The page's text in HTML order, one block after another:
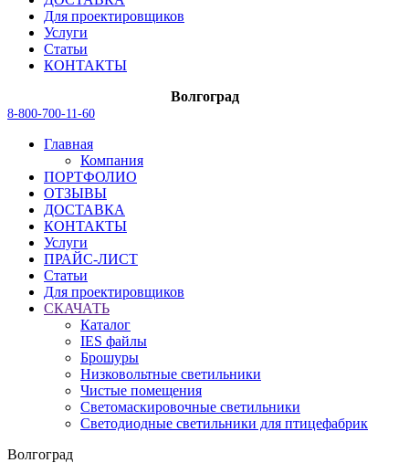
Для проектировщиков
Услуги
Статьи
КОНТАКТЫ
Волгоград
8-800-700-11-60
Главная
Компания
ПОРТФОЛИО
ОТЗЫВЫ
ДОСТАВКА
КОНТАКТЫ
Услуги
ПРАЙС-ЛИСТ
Статьи
Для проектировщиков
СКАЧАТЬ
Каталог
IES файлы
Брошуры
Низковольтные светильники
Чистые помещения
Светомаскировочные светильники
Светодиодные светильники для птицефабрик
Волгоград